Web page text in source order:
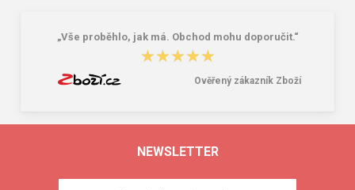
„Vše proběhlo, jak má. Obchod mohu doporučit.“
★★★★★
★★★★★
Ověřený zákazník Zboží
NEWSLETTER